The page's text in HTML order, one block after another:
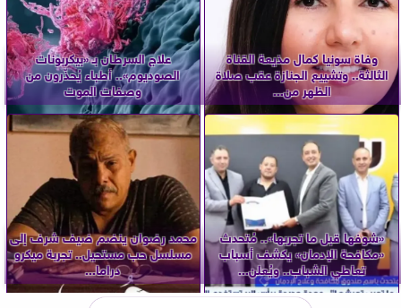
وفاة سونيا كمال مذيعة القناة
الثالثة.. وتشييع الجنازة عقب صلاة
الظهر من...
علاج السرطان بـ «بيكربونات
الصوديوم».. أطباء يُحذّرون من
وصفات الموت
«شوفها قبل ما تجربها».. مُتحدث
«مكافحة الإدمان» يكشف أسباب
تعاطي الشباب.. ويُعلن...
محمد رضوان ينضم ضيف شرف إلى
مسلسل حب مستحيل.. تجربة ميكرو
دراما...